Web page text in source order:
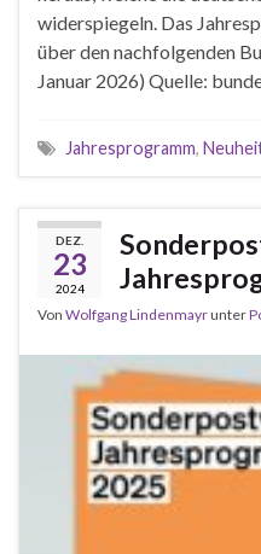
widerspiegeln. Das
über den nachfolgenden
Januar 2026) Quelle:
Jahresprogramm,
DEZ.
23
2024
Von Wolfgang Lindenmayrunter